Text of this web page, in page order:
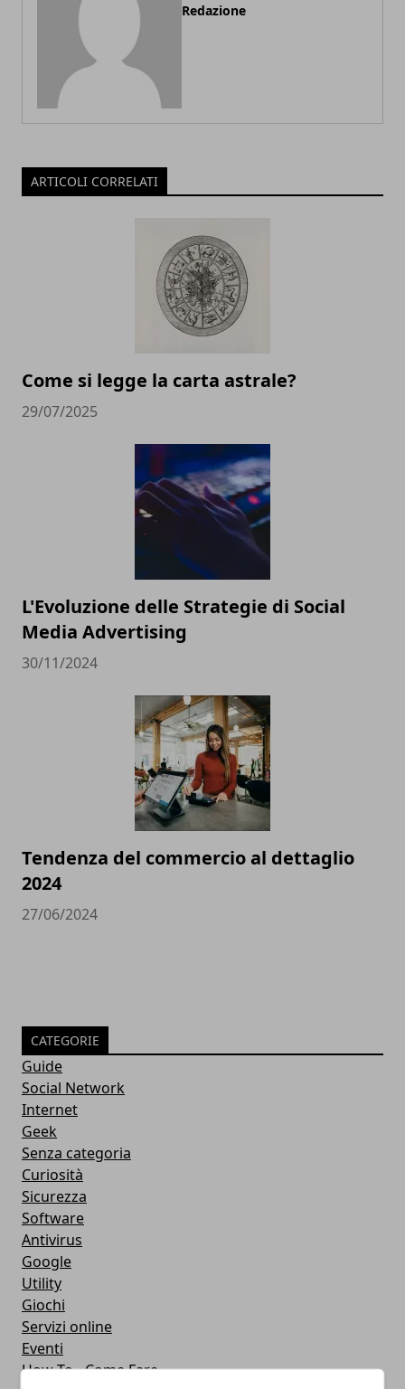
Redazione
ARTICOLI CORRELATI
Come si legge la carta astrale?
29/07/2025
L'Evoluzione delle Strategie di Social
Media Advertising
30/11/2024
Tendenza del commercio al dettaglio
2024
27/06/2024
CATEGORIE
Guide
Social Network
Internet
Geek
Senza categoria
Curiosità
Sicurezza
Software
Antivirus
Google
Utility
Giochi
Servizi online
Eventi
How To - Come Fare